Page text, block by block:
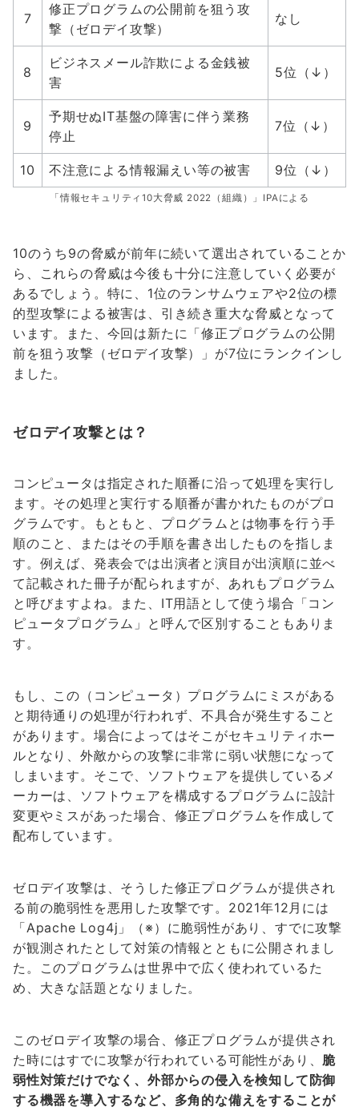
7
修正プログラムの公開前を狙う攻
撃（ゼロデイ攻撃）
なし
8
ビジネスメール詐欺による金銭被
害
5位（↓）
9
予期せぬIT基盤の障害に伴う業務
停止
7位（↓）
10 不注意による情報漏えい等の被害 9位（↓）
「情報セキュリティ10大脅威 2022（組織）」IPAによる
10のうち9の脅威が前年に続いて選出されていることか
ら、これらの脅威は今後も十分に注意していく必要が
あるでしょう。特に、1位のランサムウェアや2位の標
的型攻撃による被害は、引き続き重大な脅威となって
います。また、今回は新たに「修正プログラムの公開
前を狙う攻撃（ゼロデイ攻撃）」が7位にランクインし
ました。
ゼロデイ攻撃とは？
コンピュータは指定された順番に沿って処理を実行し
ます。その処理と実行する順番が書かれたものがプロ
グラムです。もともと、プログラムとは物事を行う手
順のこと、またはその手順を書き出したものを指しま
す。例えば、発表会では出演者と演目が出演順に並べ
て記載された冊子が配られますが、あれもプログラム
と呼びますよね。また、IT用語として使う場合「コン
ピュータプログラム」と呼んで区別することもありま
す。
もし、この（コンピュータ）プログラムにミスがある
と期待通りの処理が行われず、不具合が発生すること
があります。場合によってはそこがセキュリティホー
ルとなり、外敵からの攻撃に非常に弱い状態になって
しまいます。そこで、ソフトウェアを提供しているメ
ーカーは、ソフトウェアを構成するプログラムに設計
変更やミスがあった場合、修正プログラムを作成して
配布しています。
ゼロデイ攻撃は、そうした修正プログラムが提供され
る前の脆弱性を悪用した攻撃です。2021年12月には
「Apache Log4j」（※）に脆弱性があり、すでに攻撃
が観測されたとして対策の情報とともに公開されまし
た。このプログラムは世界中で広く使われているた
め、大きな話題となりました。
このゼロデイ攻撃の場合、修正プログラムが提供され
た時にはすでに攻撃が行われている可能性があり、 脆
弱性対策だけでなく、外部からの侵入を検知して防御
する機器を導入するなど、多角的な備えをすることが